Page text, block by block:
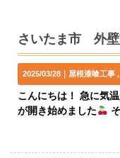
2025/03/28｜ 屋根漆喰工事
こんにちは！ 急に気
が開き始めました